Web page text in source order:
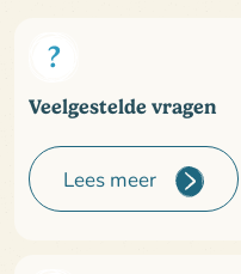
Veelgestelde vragen
Lees meer